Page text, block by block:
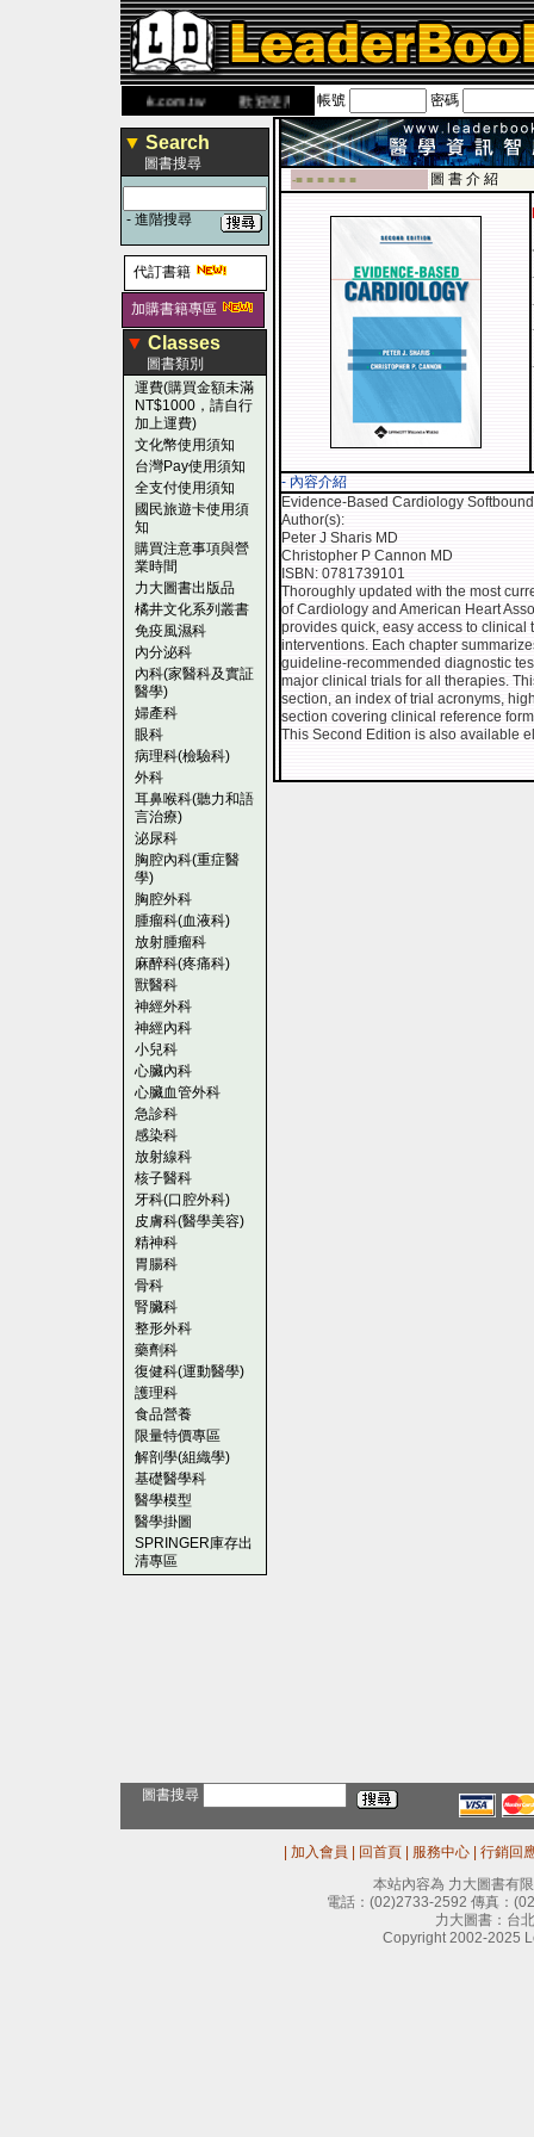
www.leaderbook.com.tw歡迎使用 國民旅遊卡！！
帳號 密碼
▼ Search
圖書搜尋
- 進階搜尋
代訂書籍
加購書籍專區
▼ Classes
圖書類別
運費(購買金額未滿
NT$1000，請自行
加上運費)
文化幣使用須知
台灣Pay使用須知
全支付使用須知
國民旅遊卡使用須
知
購買注意事項與營
業時間
力大圖書出版品
橘井文化系列叢書
免疫風濕科
內分泌科
內科(家醫科及實証
醫學)
婦產科
眼科
病理科(檢驗科)
外科
耳鼻喉科(聽力和語
言治療)
泌尿科
胸腔內科(重症醫
學)
胸腔外科
腫瘤科(血液科)
放射腫瘤科
麻醉科(疼痛科)
獸醫科
神經外科
神經內科
小兒科
心臟內科
心臟血管外科
急診科
感染科
放射線科
核子醫科
牙科(口腔外科)
皮膚科(醫學美容)
精神科
胃腸科
骨科
腎臟科
整形外科
藥劑科
復健科(運動醫學)
護理科
食品營養
限量特價專區
解剖學(組織學)
基礎醫學科
醫學模型
醫學掛圖
SPRINGER庫存出
清專區
-■ ■ ■ ■ ■ ■ 圖 書 介 紹
- 內容介紹
Evidence-Based Cardiology Softbound
Author(s):
Peter J Sharis MD
Christopher P Cannon MD
ISBN: 0781739101
Thoroughly updated with the most
of Cardiology and American Heart
provides quick, easy access to
interventions. Each chapter
guideline-recommended diagnostic
major clinical trials for all therapies.
section, an index of trial acronyms,
section covering clinical reference
This Second Edition is also available
圖書搜尋
加入會員 回首頁 服務中心
行銷回
本站內容為 力大圖書有
電話： (02)2733-2592 傳真：
力大圖書：台
Copyright 2002-2025